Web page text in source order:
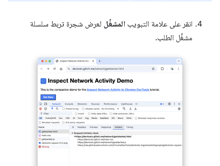
انقر على علامة التبويب المشغِّل لعرض شجرة تربط سلسلة
مشغِّل الطلب.